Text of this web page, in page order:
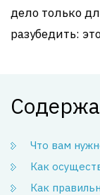
дело только
разубедить:
Что вам
Как
Как